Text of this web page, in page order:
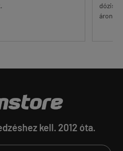
dózisú
áron.
kell. 2012 óta.